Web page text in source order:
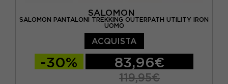
SALOMON
SALOMON PANTALONI TREKKING OUTERPATH UTILITY IRON
UOMO
ACQUISTA
-30% 83,96€
119,95€